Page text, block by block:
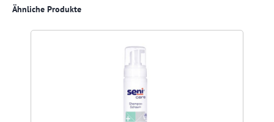
Produktgalerie überspringen
Ähnliche Produkte